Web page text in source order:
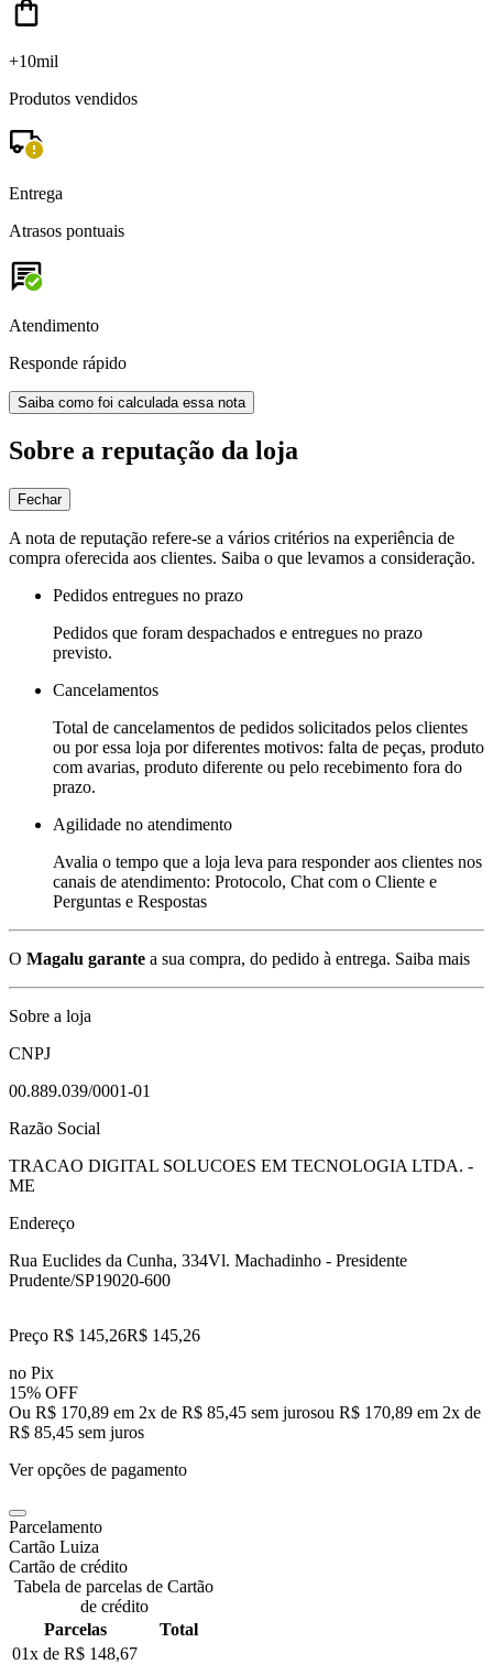
+10mil
Produtos vendidos
Entrega
Atrasos pontuais
Atendimento
Responde rápido
Saiba como foi calculada essa nota
Sobre a reputação da loja
Fechar
A nota de reputação refere-se a vários critérios na experiência de
compra oferecida aos clientes. Saiba o que levamos a consideração.
Pedidos entregues no prazo
Pedidos que foram despachados e entregues no prazo
previsto.
Cancelamentos
Total de cancelamentos de pedidos solicitados pelos clientes
ou por essa loja por diferentes motivos: falta de peças, produto
com avarias, produto diferente ou pelo recebimento fora do
prazo.
Agilidade no atendimento
Avalia o tempo que a loja leva para responder aos clientes nos
canais de atendimento: Protocolo, Chat com o Cliente e
Perguntas e Respostas
O Magalu garante a sua compra, do pedido à entrega. Saiba mais
Sobre a loja
CNPJ
00.889.039/0001-01
Razão Social
TRACAO DIGITAL SOLUCOES EM TECNOLOGIA LTDA. -
ME
Endereço
Rua Euclides da Cunha, 334Vl. Machadinho - Presidente
Prudente/SP19020-600
Preço R$ 145,26R$ 145,26
no Pix
15% OFF
Ou R$ 170,89 em 2x de R$ 85,45 sem jurosou R$ 170,89 em 2x de
R$ 85,45 sem juros
Ver opções de pagamento
Parcelamento
Cartão Luiza
Cartão de crédito
Tabela de parcelas de Cartão
de crédito
Parcelas
Total
01x de R$ 148,67